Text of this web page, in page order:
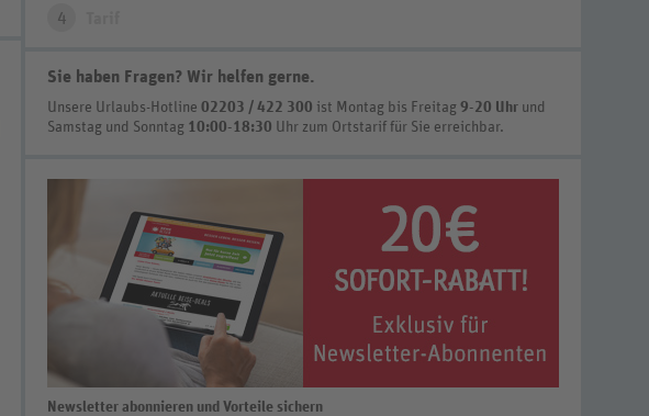
4
Sie haben Fragen? Wir helfen gerne.
Unsere Urlaubs-Hotline 02203 / 422 300 ist Montag bis Freitag 9-20 Uhr und
Samstag und Sonntag 10:00-18:30 Uhr zum Ortstarif für Sie erreichbar.
Newsletter abonnieren und Vorteile sichern